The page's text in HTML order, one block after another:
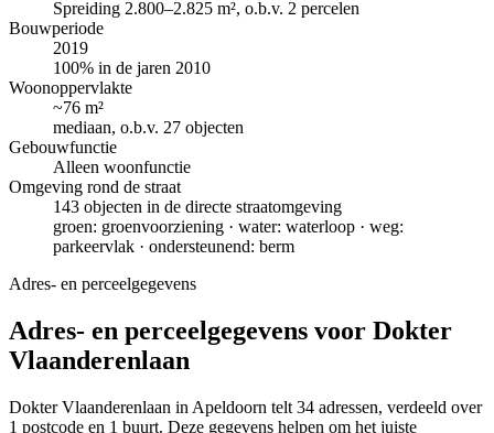
Spreiding 2.800–2.825 m², o.b.v. 2 percelen
Bouwperiode
2019
100% in de jaren 2010
Woonoppervlakte
~76 m²
mediaan, o.b.v. 27 objecten
Gebouwfunctie
Alleen woonfunctie
Omgeving rond de straat
143 objecten in de directe straatomgeving
groen: groenvoorziening · water: waterloop · weg:
parkeervlak · ondersteunend: berm
Adres- en perceelgegevens
Adres- en perceelgegevens voor Dokter
Vlaanderenlaan
Dokter Vlaanderenlaan in Apeldoorn telt 34 adressen, verdeeld over
1 postcode en 1 buurt. Deze gegevens helpen om het juiste